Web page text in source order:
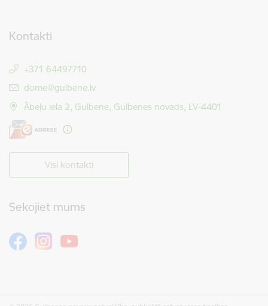
Kontakti
+371 64497710
E-pasts:
dome@gulbene.lv
Ābeļu iela 2, Gulbene, Gulbenes novads, LV-4401
Visi kontakti
Sekojiet mums